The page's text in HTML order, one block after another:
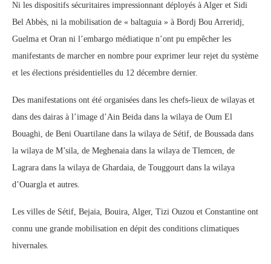
Ni les dispositifs sécuritaires impressionnant déployés à Alger et Sidi
Bel Abbès, ni la mobilisation de « baltaguia » à Bordj Bou Arreridj,
Guelma et Oran ni l’embargo médiatique n’ont pu empêcher les
manifestants de marcher en nombre pour exprimer leur rejet du système
et les élections présidentielles du 12 décembre dernier.
Des manifestations ont été organisées dans les chefs-lieux de wilayas et
dans des dairas à l’image d’Ain Beida dans la wilaya de Oum El
Bouaghi, de Beni Ouartilane dans la wilaya de Sétif, de Boussada dans
la wilaya de M’sila, de Meghenaia dans la wilaya de Tlemcen, de
Lagrara dans la wilaya de Ghardaia, de Touggourt dans la wilaya
d’Ouargla et autres.
Les villes de Sétif, Bejaia, Bouira, Alger, Tizi Ouzou et Constantine ont
connu une grande mobilisation en dépit des conditions climatiques
hivernales.